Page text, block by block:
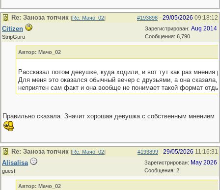
#193898 - 29/05/2026 09:18:12
Re: Заноза топчик [Re: Мачо_02]
Зарегистрирован: Aug 2014
Сообщения: 6,790
Citizen
StripGuru
Автор: Мачо_02
Рассказал потом девушке, куда ходили, и вот тут как раз мнения
Для меня это оказался обычный вечер с друзьями, а она сказала,
неприятен сам факт и она вообще не понимает такой формат
Правильно сказала. Значит хорошая девушка с собственным мнением
#193899 - 29/05/2026 11:16:31
Re: Заноза топчик [Re: Мачо_02]
Зарегистрирован: May 2026
Сообщения: 2
Alisalisa
guest
Автор: Мачо_02